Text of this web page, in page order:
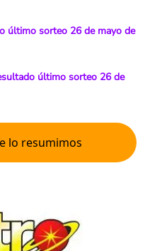
último sorteo 26 de mayo de
último sorteo 26 de
lo resumimos